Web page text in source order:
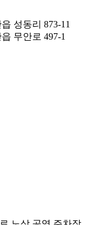
성동리 873-11
무안로 497-1